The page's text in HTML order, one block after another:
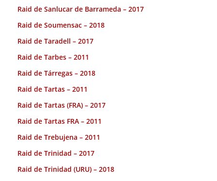
Raid de Sanlucar de Barrameda – 2017
Raid de Soumensac – 2018
Raid de Taradell – 2017
Raid de Tarbes – 2011
Raid de Tárregas – 2018
Raid de Tartas – 2011
Raid de Tartas (FRA) – 2017
Raid de Tartas FRA – 2011
Raid de Trebujena – 2011
Raid de Trinidad – 2017
Raid de Trinidad (URU) – 2018